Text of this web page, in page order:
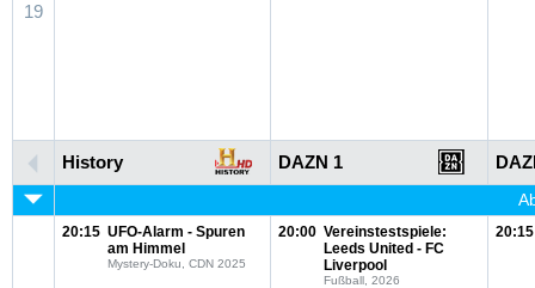
19
History DAZN 1
20:15 UFO-Alarm - Spuren
am Himmel
Mystery-Doku, CDN 2025
20:00 Vereinstestspiele:
Leeds United - FC
Liverpool
Fußball, 2026
20:15